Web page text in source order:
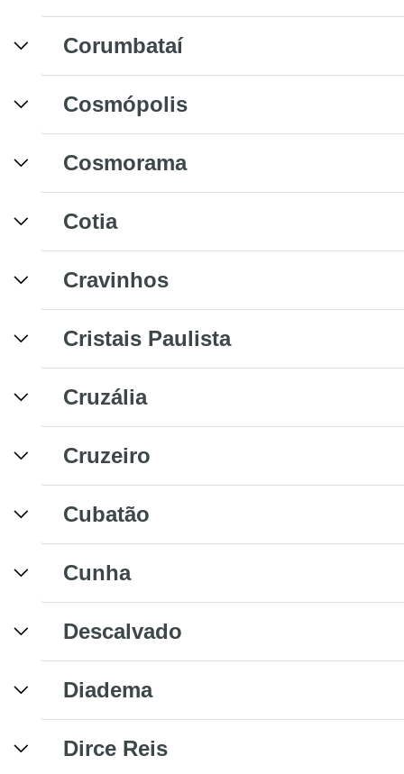
Corumbataí
Cosmópolis
Cosmorama
Cotia
Cravinhos
Cristais Paulista
Cruzália
Cruzeiro
Cubatão
Cunha
Descalvado
Diadema
Dirce Reis